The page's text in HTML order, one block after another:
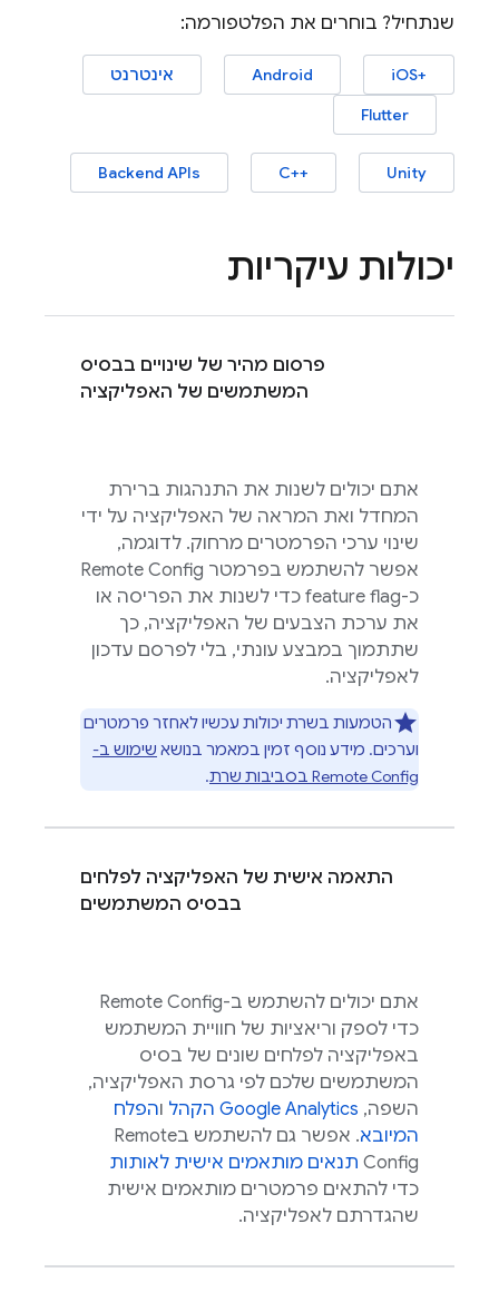
שנתחיל? בוחרים את הפלטפורמה:
iOS+‎
Android
אינטרנט
Flutter
Unity
C++‎
Backend APIs
יכולות עיקריות
פרסום מהיר של שינויים בבסיס
המשתמשים של האפליקציה
אתם יכולים לשנות את התנהגות ברירת
המחדל ואת המראה של האפליקציה על ידי
שינוי ערכי הפרמטרים מרחוק. לדוגמה,
אפשר להשתמש בפרמטר Remote Config
כ-feature flag כדי לשנות את הפריסה או
את ערכת הצבעים של האפליקציה, כך
שתתמוך במבצע עונתי, בלי לפרסם עדכון
לאפליקציה.
הטמעות בשרת יכולות עכשיו לאחזר פרמטרים
וערכים. מידע נוסף זמין במאמר בנושא שימוש ב-
Remote Config בסביבות שרת.
התאמה אישית של האפליקציה לפלחים
בבסיס המשתמשים
אתם יכולים להשתמש ב-Remote Config
כדי לספק וריאציות של חוויית המשתמש
באפליקציה לפלחים שונים של בסיס
המשתמשים שלכם לפי גרסת האפליקציה,
השפה, Google Analytics הקהל והפלח
המיובא. אפשר גם להשתמש בRemote
Config תנאים מותאמים אישית לאותות
כדי להתאים פרמטרים מותאמים אישית
שהגדרתם לאפליקציה.